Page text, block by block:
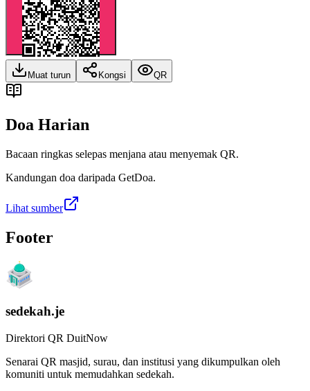
Muat turun Kongsi QR
Doa Harian
Bacaan ringkas selepas menjana atau menyemak QR.
Kandungan doa daripada GetDoa.
Lihat sumber
Footer
sedekah.je
Direktori QR DuitNow
Senarai QR masjid, surau, dan institusi yang dikumpulkan oleh
komuniti untuk memudahkan sedekah.